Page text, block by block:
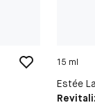
15 ml
Estée